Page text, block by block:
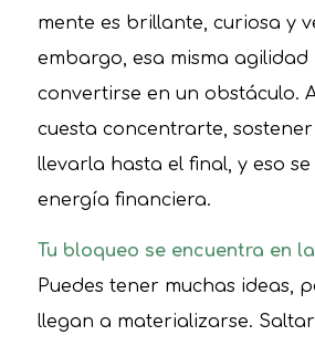
mente es brillante, curiosa y
embargo, esa misma agilidad
convertirse en un obstáculo.
cuesta concentrarte,
llevarla hasta el final, y eso
energía financiera.
Tu bloqueo se encuentra en
Puedes tener muchas ideas,
llegan a materializarse.